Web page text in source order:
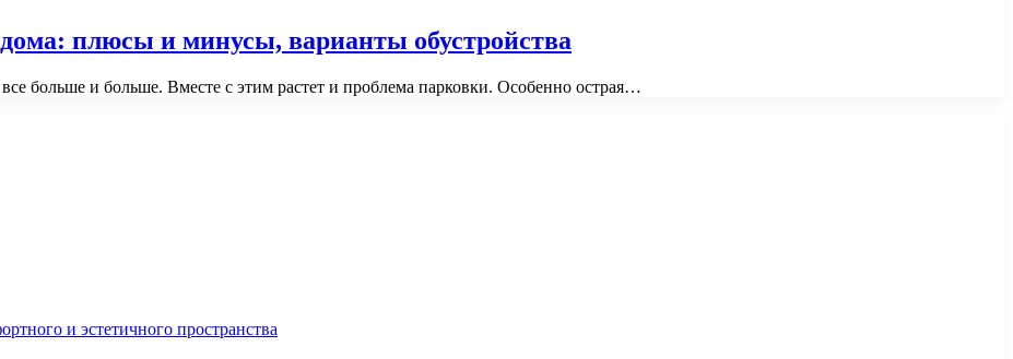
плюсы и минусы, варианты обустройства
больше и больше. Вместе с этим растет и проблема парковки. Особенно острая…
и эстетичного пространства